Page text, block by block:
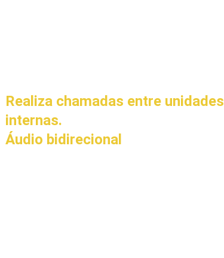
Realiza chamadas entre unidades
internas.
Áudio bidirecional